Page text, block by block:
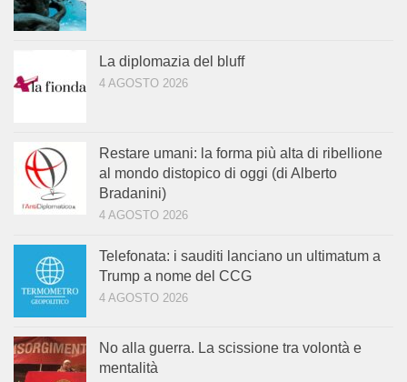
La diplomazia del bluff
4 AGOSTO 2026
Restare umani: la forma più alta di ribellione
al mondo distopico di oggi (di Alberto
Bradanini)
4 AGOSTO 2026
Telefonata: i sauditi lanciano un ultimatum a
Trump a nome del CCG
4 AGOSTO 2026
No alla guerra. La scissione tra volontà e
mentalità